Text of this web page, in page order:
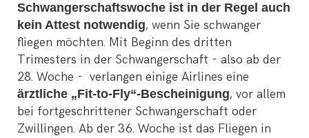
Schwangerschaftswoche ist in der Regel auch
kein Attest notwendig, wenn Sie schwanger
fliegen möchten. Mit Beginn des dritten
Trimesters in der Schwangerschaft - also ab der
28. Woche - verlangen einige Airlines eine
ärztliche „Fit-to-Fly“-Bescheinigung, vor allem
bei fortgeschrittener Schwangerschaft oder
Zwillingen. Ab der 36. Woche ist das Fliegen in